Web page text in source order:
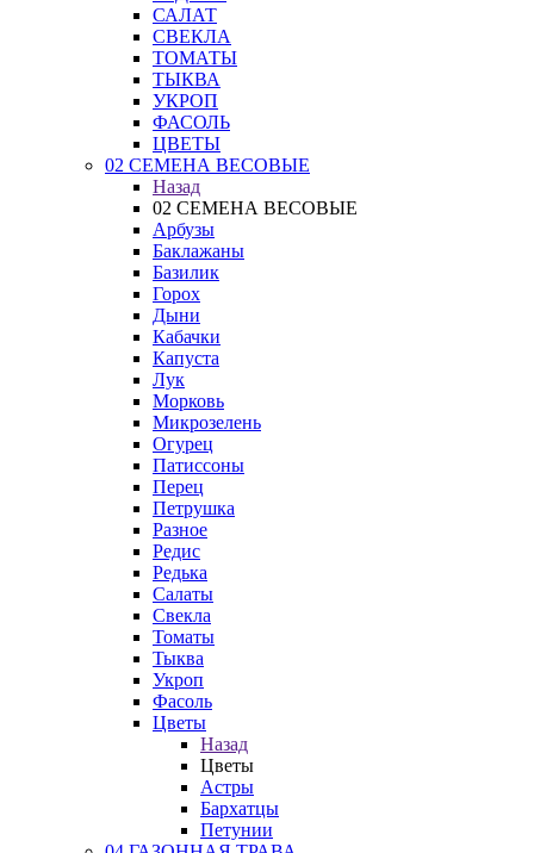
САЛАТ
СВЕКЛА
ТОМАТЫ
ТЫКВА
УКРОП
ФАСОЛЬ
ЦВЕТЫ
02 СЕМЕНА ВЕСОВЫЕ
Назад
02 СЕМЕНА ВЕСОВЫЕ
Арбузы
Баклажаны
Базилик
Горох
Дыни
Кабачки
Капуста
Лук
Морковь
Микрозелень
Огурец
Патиссоны
Перец
Петрушка
Разное
Редис
Редька
Салаты
Свекла
Томаты
Тыква
Укроп
Фасоль
Цветы
Назад
Цветы
Астры
Бархатцы
Петунии